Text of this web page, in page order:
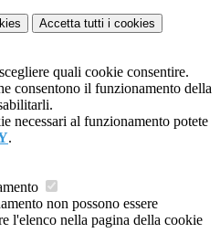
Accetta tutti i cookies
quali cookie consentire.
consentono il funzionamento della
necessari al funzionamento potete
.
non possono essere
l'elenco nella pagina della cookie